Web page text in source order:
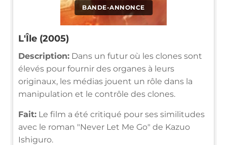
BANDE-ANNONCE
L'Île (2005)
Description: Dans un futur où les clones sont
élevés pour fournir des organes à leurs
originaux, les médias jouent un rôle dans la
manipulation et le contrôle des clones.
Fait: Le film a été critiqué pour ses similitudes
avec le roman "Never Let Me Go" de Kazuo
Ishiguro.